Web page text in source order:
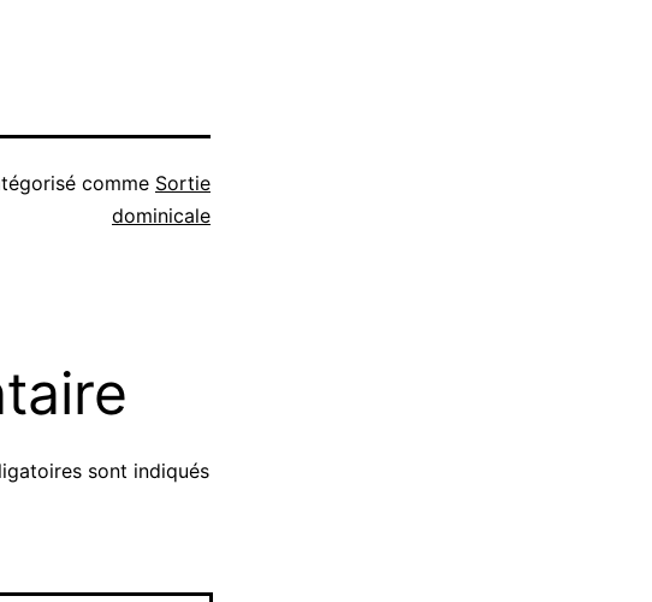
comme Sortie
dominicale
sont indiqués